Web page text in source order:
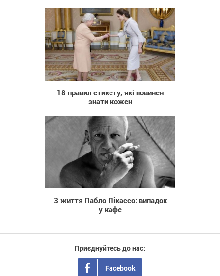
107 371
18 правил етикету, які повинен
знати кожен
2 642
З життя Пабло Пікассо: випадок
у кафе
Приєднуйтесь до нас:
Facebook